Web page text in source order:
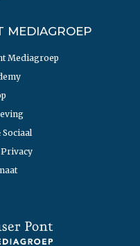
MEDIAGROEP
Mediagroep